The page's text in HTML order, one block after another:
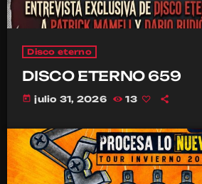
Disco eterno
DISCO ETERNO 659
today julio 31, 2026 13